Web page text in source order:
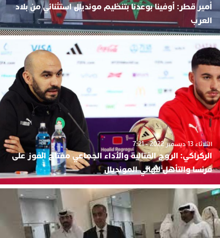
أمير قطر: أوفينا بوعدنا بتنظيم مونديال استثنائي من بلاد
العرب
الثلاثاء 13 ديسمبر 2022 - 7:21
الركراكي: الروح القتالية والأداء الجماعي مفتاح الفوز على
فرنسا والتأهل لنهائي المونديال